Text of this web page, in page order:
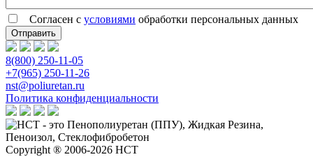
Согласен с условиями обработки персональных данных
8(800) 250-11-05
+7(965) 250-11-26
nst@poliuretan.ru
Политика конфиденциальности
Copyright ® 2006-2026 НСТ